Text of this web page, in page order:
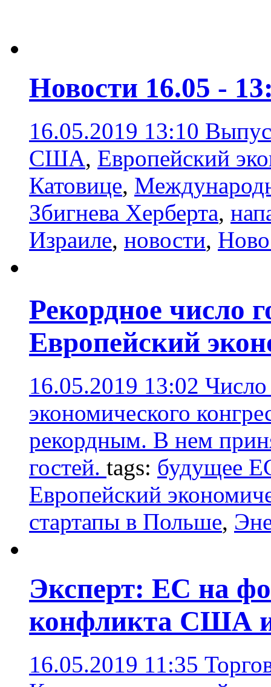
Новости 16.05 -
16.05.2019 13:10
США, Европейский
Катовице,
Збигнева Херберта,
Израиле, новости,
Рекордное число
Европейский
16.05.2019 13:02 Число
экономического
рекордным. В нем
гостей. tags: будущее
Европейский
стартапы в Польше,
Эксперт: ЕС на
конфликта США
16.05.2019 11:35